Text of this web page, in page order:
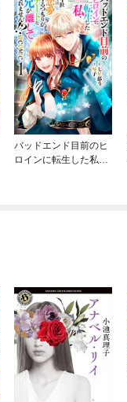
バッドエンド目前のヒ
ロインに転生した私、